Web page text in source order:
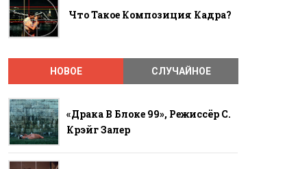
Что Такое Композиция Кадра?
НОВОЕ СЛУЧАЙНОЕ
«Драка В Блоке 99», Режиссёр С.
Крэйг Залер